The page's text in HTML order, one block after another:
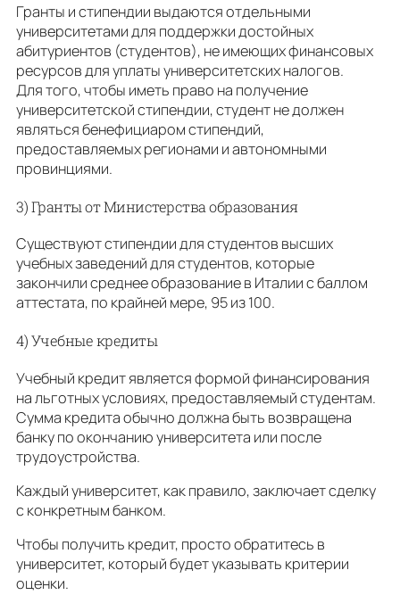
Гранты и стипендии выдаются отдельными
университетами для поддержки достойных
абитуриентов (студентов), не имеющих финансовых
ресурсов для уплаты университетских налогов.
Для того, чтобы иметь право на получение
университетской стипендии, студент не должен
являться бенефициаром стипендий,
предоставляемых регионами и автономными
провинциями.
3) Гранты от Министерства образования
Существуют стипендии для студентов высших
учебных заведений для студентов, которые
закончили среднее образование в Италии с баллом
аттестата, по крайней мере, 95 из 100.
4) Учебные кредиты
Учебный кредит является формой финансирования
на льготных условиях, предоставляемый студентам.
Сумма кредита обычно должна быть возвращена
банку по окончанию университета или после
трудоустройства.
Каждый университет, как правило, заключает сделку
с конкретным банком.
Чтобы получить кредит, просто обратитесь в
университет, который будет указывать критерии
оценки.